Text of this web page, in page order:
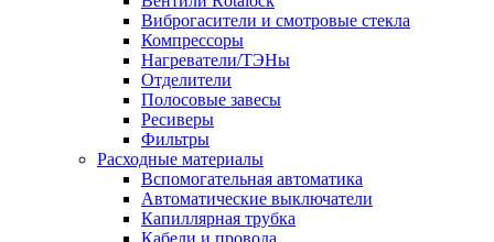
Виброгасители и смотровые стекла
Компрессоры
Нагреватели/ТЭНы
Отделители
Полосовые завесы
Ресиверы
Фильтры
Расходные материалы
Вспомогательная автоматика
Автоматические выключатели
Капиллярная трубка
Кабели и провода